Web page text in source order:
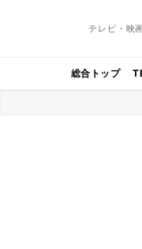
テレビ・映
総合トップ